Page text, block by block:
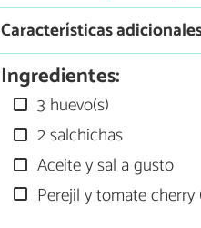
Características
Ingredientes:
3 huevo(s)
2 salchichas
Aceite y sal a gusto
Perejil y tomate cherry